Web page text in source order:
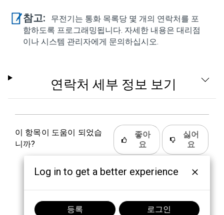
참고:
무전기는 통화 목록당 몇 개의 연락처를 포
함하도록 프로그래밍됩니다. 자세한 내용은 대리점
이나 시스템 관리자에게 문의하십시오.
연락처 세부 정보 보기
이 항목이 도움이 되었습
니까?
좋아
요
싫어
요
Log in to get a better experience
등록 로그인